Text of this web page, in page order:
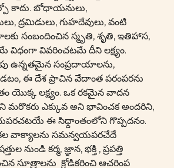
కాదు. బోధాయనులు,
ద్రమిడులు, గుహదేవులు, వంటి
సంబందించిన స్మృతి, శృతి, ఇతిహాస,
వివరించటమే దీని లక్ష్యం.
ఉన్నతమైన సంప్రదాయాలను,
ఈ దేశ ప్రాచిన వేదాంత పరంపరను
యొక్క లక్ష్యం. ఒక రకమైన వాదన
మరొకరు ఎక్కువ అని భావించక అందరిని,
ఈ సిధ్దాంతంలోని గొప్పదనం.
వాక్యాలను సమన్వయపరచేదే
నుండి కర్మ, జ్ఞాన, భక్తి , ప్రపత్తి
సూత్రాలను క్రోడికరించి ఆచరింప